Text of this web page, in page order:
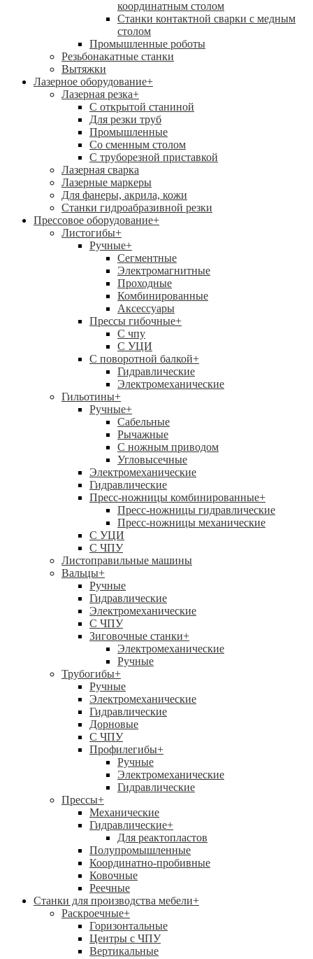
координатным столом
Станки контактной сварки с медным
столом
Промышленные роботы
Резьбонакатные станки
Вытяжки
Лазерное оборудование+
Лазерная резка+
С открытой станиной
Для резки труб
Промышленные
Со сменным столом
С труборезной приставкой
Лазерная сварка
Лазерные маркеры
Для фанеры, акрила, кожи
Станки гидроабразивной резки
Прессовое оборудование+
Листогибы+
Ручные+
Сегментные
Электромагнитные
Проходные
Комбинированные
Аксессуары
Прессы гибочные+
C чпу
С УЦИ
С поворотной балкой+
Гидравлические
Электромеханические
Гильотины+
Ручные+
Сабельные
Рычажные
С ножным приводом
Угловысечные
Электромеханические
Гидравлические
Пресс-ножницы комбинированные+
Пресс-ножницы гидравлические
Пресс-ножницы механические
С УЦИ
С ЧПУ
Листоправильные машины
Вальцы+
Ручные
Гидравлические
Электромеханические
С ЧПУ
Зиговочные станки+
Электромеханические
Ручные
Трубогибы+
Ручные
Электромеханические
Гидравлические
Дорновые
С ЧПУ
Профилегибы+
Ручные
Электромеханические
Гидравлические
Прессы+
Механические
Гидравлические+
Для реактопластов
Полупромышленные
Координатно-пробивные
Ковочные
Реечные
Станки для производства мебели+
Раскроечные+
Горизонтальные
Центры с ЧПУ
Вертикальные